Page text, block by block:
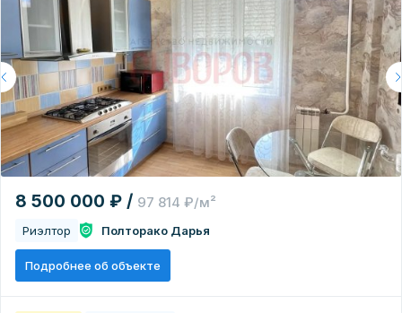
8 500 000 ₽ / 97 814 ₽/м²
Риэлтор Полторако Дарья
Подробнее об объекте